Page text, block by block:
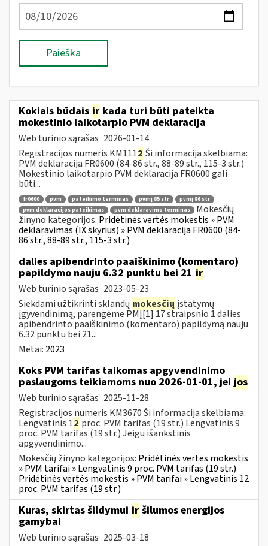
Paieška
Kokiais būdais ir kada turi būti pateikta
mokestinio laikotarpio PVM deklaracija
Web turinio sąrašas 2026-01-14
Registracijos numeris KM1112 Ši informacija skelbiama:
PVM deklaracija FR0600 (84-86 str., 88-89 str., 115-3 str.)
Mokestinio laikotarpio PVM deklaracija FR0600 gali
būti...
fr0600 pvm pateikimo terminas pvmį 85 str
pvmį 86 str
pvm deklaracijos pateikimas
pvm deklaravimo terminas
Mokesčių
žinyno kategorijos: Pridėtinės vertės mokestis » PVM
deklaravimas (IX skyrius) » PVM deklaracija FR0600 (84-
86 str., 88-89 str., 115-3 str.)
dalies apibendrinto paaiškinimo (komentaro)
papildymo nauju 6.32 punktu bei 21 ir
Web turinio sąrašas 2023-05-23
Siekdami užtikrinti sklandų mokesčių įstatymų
įgyvendinimą, parengėme PMĮ[1] 17 straipsnio 1 dalies
apibendrinto paaiškinimo (komentaro) papildymą nauju
6.32 punktu bei 21...
Metai: 2023
Koks PVM tarifas taikomas apgyvendinimo
paslaugoms teikiamoms nuo 2026-01-01, jei jos
Web turinio sąrašas 2025-11-28
Registracijos numeris KM3670 Ši informacija skelbiama:
Lengvatinis 12 proc. PVM tarifas (19 str.) Lengvatinis 9
proc. PVM tarifas (19 str.) Jeigu išankstinis
apgyvendinimo...
Mokesčių žinyno kategorijos: Pridėtinės vertės mokestis
» PVM tarifai » Lengvatinis 9 proc. PVM tarifas (19 str.)
Pridėtinės vertės mokestis » PVM tarifai » Lengvatinis 12
proc. PVM tarifas (19 str.)
Kuras, skirtas šildymui ir šilumos energijos
gamybai
Web turinio sąrašas 2025-03-18